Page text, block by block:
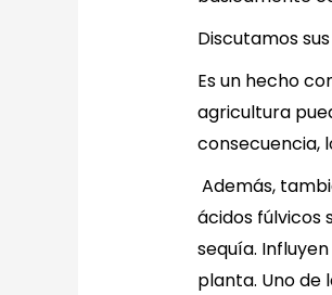
Discutamos
Es un hecho
agricultura
consecuencia,
Además,
ácidos fúlvicos
sequía.
planta. Uno de